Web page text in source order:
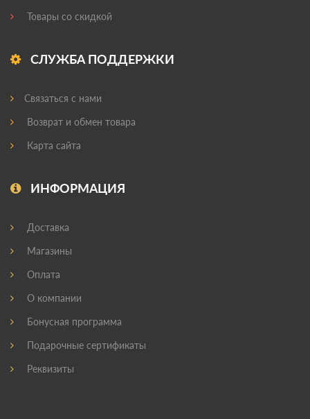
Товары со скидкой
СЛУЖБА ПОДДЕРЖКИ
Связаться с нами
Возврат и обмен товара
Карта сайта
ИНФОРМАЦИЯ
Доставка
Магазины
Оплата
О компании
Бонусная программа
Подарочные сертификаты
Реквизиты